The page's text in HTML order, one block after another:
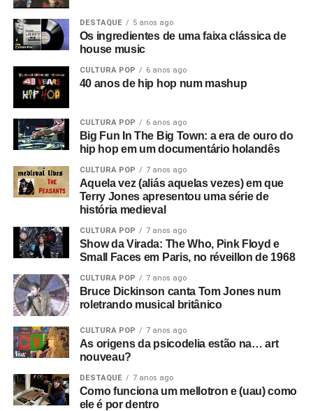
DESTAQUE 5 anos ago
Os ingredientes de uma faixa clássica de
house music
CULTURA POP 6 anos ago
40 anos de hip hop num mashup
CULTURA POP 6 anos ago
Big Fun In The Big Town: a era de ouro do
hip hop em um documentário holandês
CULTURA POP 7 anos ago
Aquela vez (aliás aquelas vezes) em que
Terry Jones apresentou uma série de
história medieval
CULTURA POP 7 anos ago
Show da Virada: The Who, Pink Floyd e
Small Faces em Paris, no réveillon de 1968
CULTURA POP 7 anos ago
Bruce Dickinson canta Tom Jones num
roletrando musical britânico
CULTURA POP 7 anos ago
As origens da psicodelia estão na… art
nouveau?
DESTAQUE 7 anos ago
Como funciona um mellotron e (uau) como
ele é por dentro